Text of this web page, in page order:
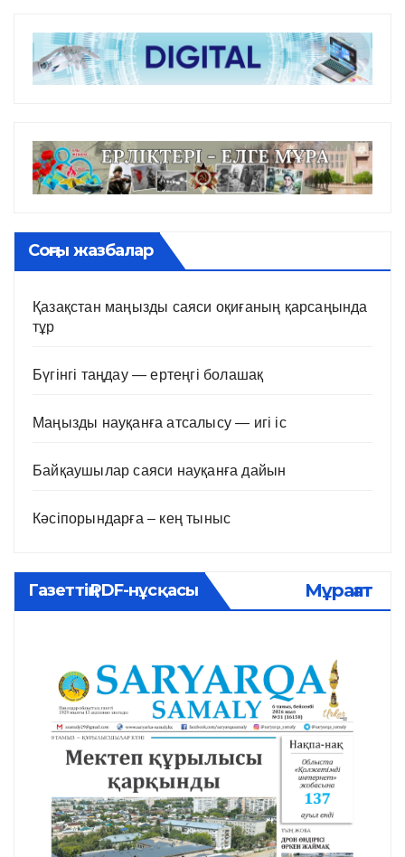
Соңғы жазбалар
Қазақстан маңызды саяси оқиғаның қарсаңында
тұр
Бүгінгі таңдау — ертеңгі болашақ
Маңызды науқанға атсалысу — игі іс
Байқаушылар саяси науқанға дайын
Кәсіпорындарға – кең тыныс
Газеттің PDF-нұсқасы Мұрағат